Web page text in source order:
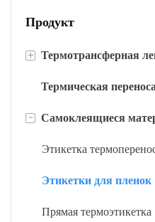
Продукт
+ Термотрансферная
Восковая лента
Лента из восковой
Лента из смолы
Лента для ухода за
Цветная
Термическая
- Самоклеящиеся
Этикетка
Этикетки для пленок
Прямая термоэтикетка